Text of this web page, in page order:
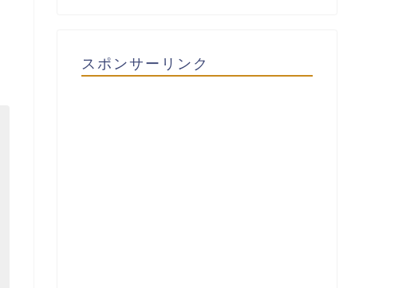
スポンサーリンク